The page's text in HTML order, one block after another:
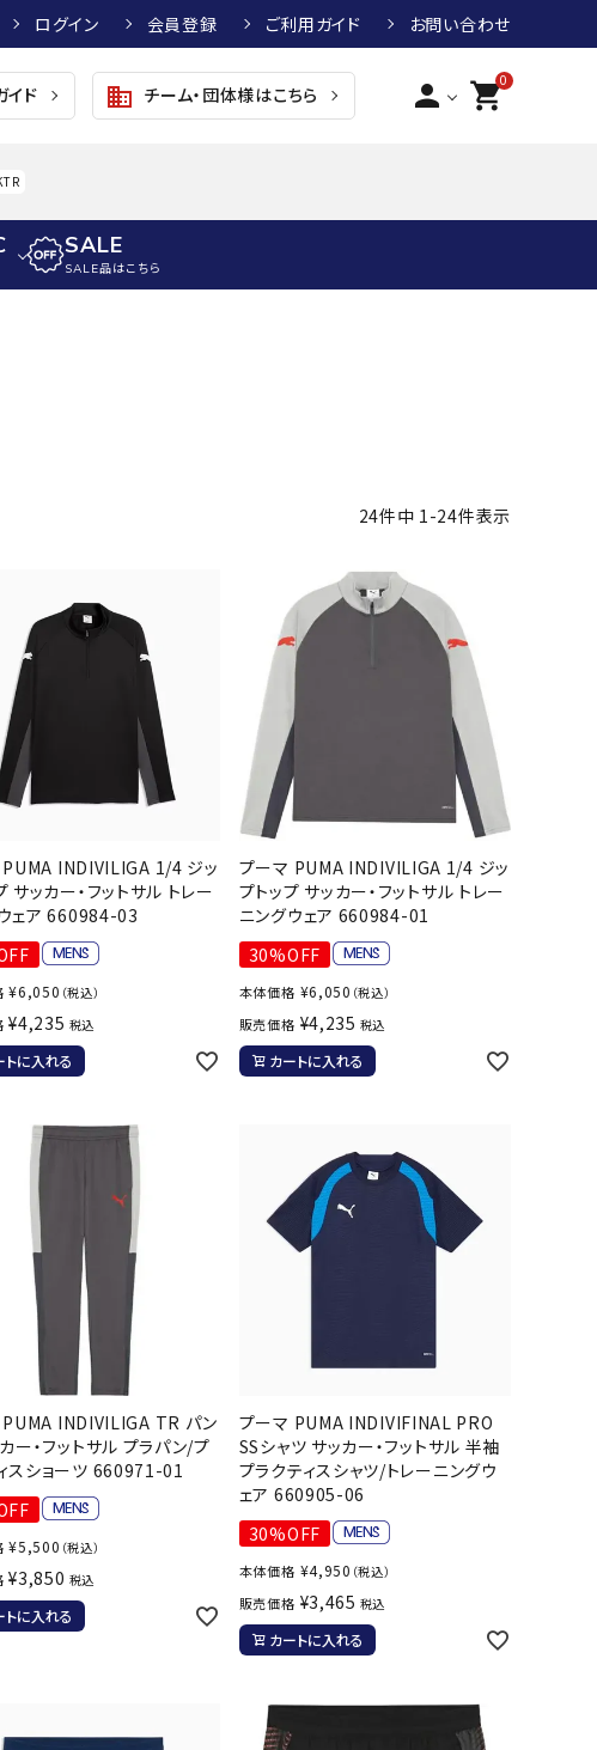
ログイン 会員登録 ご利用ガイド お問い合わせ
イド business チーム・団体様はこちら person 0
shopping_cart
少年軟式バット
ソフトボール用バット
野球スパイク・シューズ
少年野球スパイク・シューズ
野球ウェア
ジュニア野球ウェア
インナーグローブ（守備用手袋）
その他手袋
バッグ・ケース
メンテナンス用品
ソックス・ストッキング
その他アクセサリー
ストリングス・ガット（テニス）
グリップテープ
エッジガード
ボール（テニス）
バスケットボールシューズ
バスケットボールウェア
レプリカウェア・グッズ
ボール（バスケットボール）
ボール用品（バスケットボール）
ソックス
その他アクセサリー
バレーボールシューズ
バレーボールウェア
バレーボール用サポーター
スイム・競泳
競泳水着・練習水着
フィットネス水着
スクール水着
その他アクセサリー
ランニング
メンズランニングシューズ
レディースランニングシューズ
ジュニアランニングシューズ
ランニングタイツ
ヨガマット
タオル
グ
ソックス
ランニング・陸上ソックス
テニス・バドミントンソックス
野球ソックス
バスケットソックス
バレーボールソックス
トレッキングソックス
ラグビーソックス
トレーニング・ジム・カジュアル
帽子
ニット帽・ビーニー
その他キャップ
CAPTAIN
STAG
Columbia DA MISS
Foxfire G-FIT gol. GOSEN
HOKA hummel JFIT
LUZeSOMBR
A
Marble
ミツハシオリジ
ナル
molten
NIKE Nittaku Ocean Pacific
Prince PUMA
SALE
SALE品はこちら
24件中 1 -24件表示
INDIVILIGA 1/4 ジッ
サッカー・フットサル トレー
ェア 660984-03
¥6,050 （税込）
¥4,235 税込
トに入れる
プーマ PUMA INDIVILIGA 1/4 ジッ
プトップ サッカー・フットサル トレー
ニングウェア 660984-01
30%OFF
本体価格 ¥6,050 （税込）
販売価格 ¥4,235 税込
カートに入れる
PUMA INDIVILIGA TR パン
ー・フットサル プラパン/プ
スショーツ 660971-01
¥5,500 （税込）
¥3,850 税込
トに入れる
プーマ PUMA INDIVIFINAL PRO
SSシャツ サッカー・フットサル 半袖
プラクティスシャツ/トレーニングウ
ェア 660905-06
30%OFF
本体価格 ¥4,950 （税込）
販売価格 ¥3,465 税込
カートに入れる